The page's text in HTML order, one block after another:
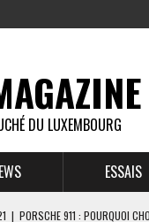
DU LUXEMBOURG
ESSAIS
| PORSCHE 911 : POURQUOI